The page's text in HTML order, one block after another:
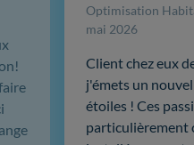
Optimisation
mai 2026
Client chez eux
j'émets un
étoiles ! Ces
particulièrement